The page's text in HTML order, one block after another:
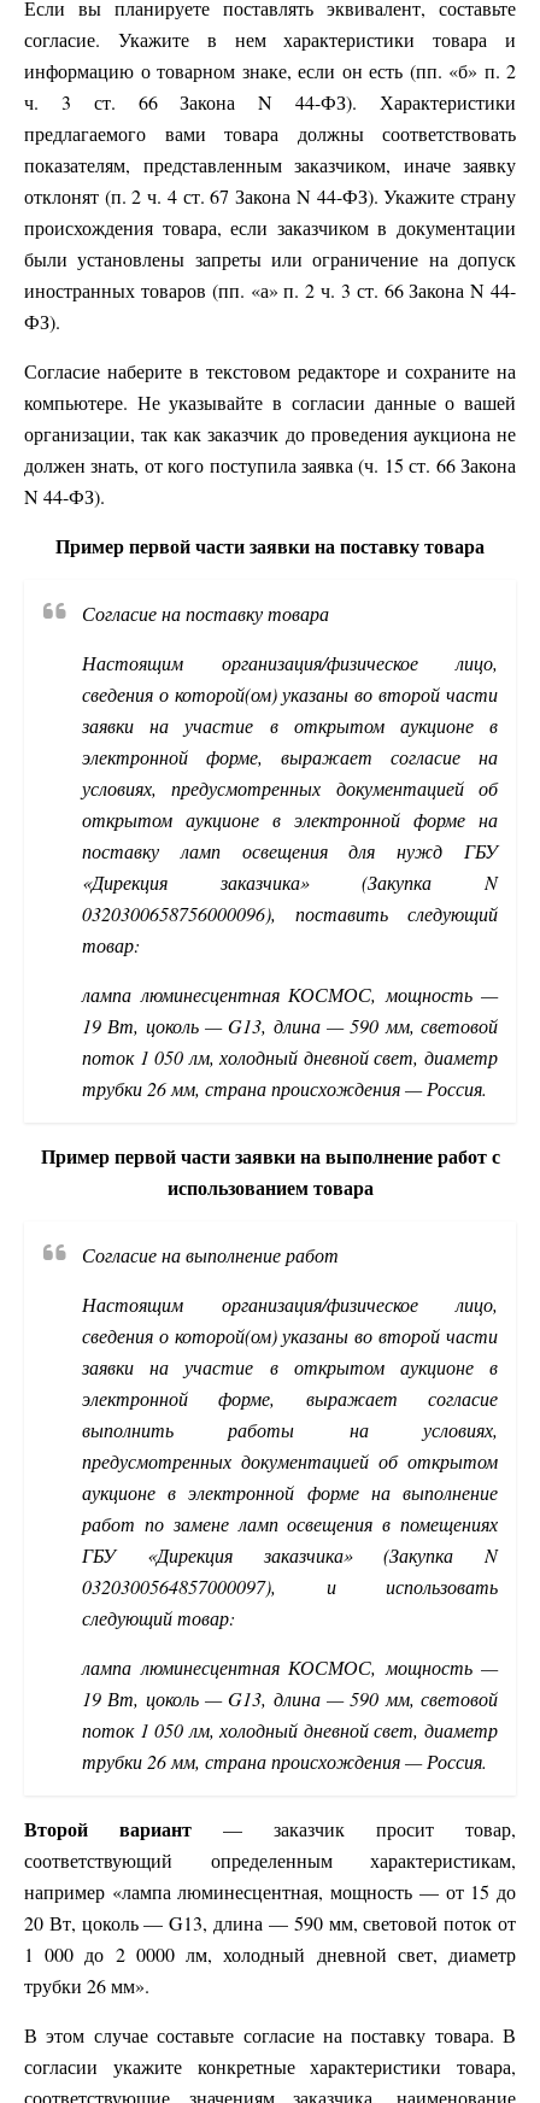
Если вы планируете поставлять эквивалент, составьте
согласие. Укажите в нем характеристики товара и
информацию о товарном знаке, если он есть (пп. «б» п. 2
ч. 3 ст. 66 Закона N 44-ФЗ). Характеристики
предлагаемого вами товара должны соответствовать
показателям, представленным заказчиком, иначе заявку
отклонят (п. 2 ч. 4 ст. 67 Закона N 44-ФЗ). Укажите страну
происхождения товара, если заказчиком в документации
были установлены запреты или ограничение на допуск
иностранных товаров (пп. «а» п. 2 ч. 3 ст. 66 Закона N 44-
ФЗ).
Согласие наберите в текстовом редакторе и сохраните на
компьютере. Не указывайте в согласии данные о вашей
организации, так как заказчик до проведения аукциона не
должен знать, от кого поступила заявка (ч. 15 ст. 66 Закона
N 44-ФЗ).
Пример первой части заявки на поставку товара
Согласие на поставку товара
Настоящим организация/физическое лицо,
сведения о которой(ом) указаны во второй части
заявки на участие в открытом аукционе в
электронной форме, выражает согласие на
условиях, предусмотренных документацией об
открытом аукционе в электронной форме на
поставку ламп освещения для нужд ГБУ
«Дирекция заказчика» (Закупка N
0320300658756000096), поставить следующий
товар:
лампа люминесцентная КОСМОС, мощность —
19 Вт, цоколь — G13, длина — 590 мм, световой
поток 1 050 лм, холодный дневной свет, диаметр
трубки 26 мм, страна происхождения — Россия.
Пример первой части заявки на выполнение работ с
использованием товара
Согласие на выполнение работ
Настоящим организация/физическое лицо,
сведения о которой(ом) указаны во второй части
заявки на участие в открытом аукционе в
электронной форме, выражает согласие
выполнить работы на условиях,
предусмотренных документацией об открытом
аукционе в электронной форме на выполнение
работ по замене ламп освещения в помещениях
ГБУ «Дирекция заказчика» (Закупка N
0320300564857000097), и использовать
следующий товар:
лампа люминесцентная КОСМОС, мощность —
19 Вт, цоколь — G13, длина — 590 мм, световой
поток 1 050 лм, холодный дневной свет, диаметр
трубки 26 мм, страна происхождения — Россия.
Второй вариант — заказчик просит товар,
соответствующий определенным характеристикам,
например «лампа люминесцентная, мощность — от 15 до
20 Вт, цоколь — G13, длина — 590 мм, световой поток от
1 000 до 2 0000 лм, холодный дневной свет, диаметр
трубки 26 мм».
В этом случае составьте согласие на поставку товара. В
согласии укажите конкретные характеристики товара,
соответствующие значениям заказчика, наименование